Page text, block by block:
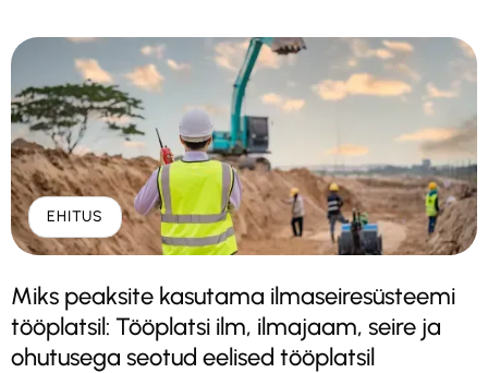
EHITUS
Miks peaksite kasutama ilmaseiresüsteemi
tööplatsil: Tööplatsi ilm, ilmajaam, seire ja
ohutusega seotud eelised tööplatsil